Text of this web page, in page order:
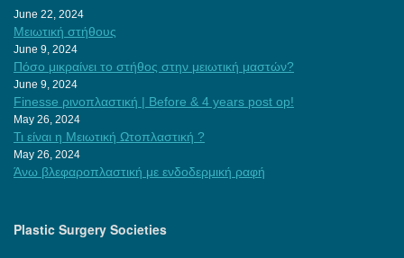
June 22, 2024
Μειωτική στήθους
June 9, 2024
Πόσο μικραίνει το στήθος στην μειωτική μαστών?
June 9, 2024
Finesse ρινοπλαστική | Before & 4 years post op!
May 26, 2024
Τι είναι η Μειωτική Ωτοπλαστική ?
May 26, 2024
Άνω βλεφαροπλαστική με ενδοδερμική ραφή
Plastic Surgery Societies